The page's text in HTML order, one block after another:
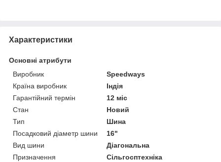
Характеристики
Основні атрибути
Виробник
Speedways
Країна виробник
Індія
Гарантійний термін
12 міс
Стан
Новий
Тип
Шина
Посадковий діаметр шини
16"
Вид шини
Діагональна
Призначення
Сільгосптехніка